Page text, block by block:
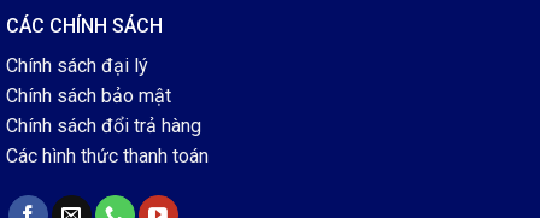
CÁC CHÍNH SÁCH
Chính sách đại lý
Chính sách bảo mật
Chính sách đổi trả hàng
Các hình thức thanh toán